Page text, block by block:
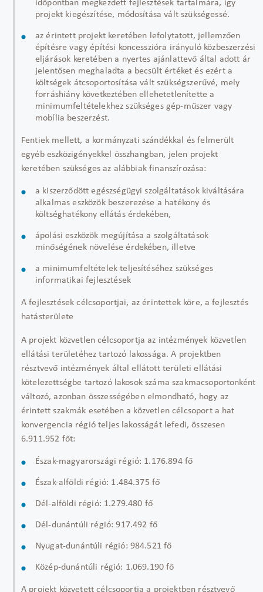
időpontban megkezdett fejlesztések tartalmára, így
projekt kiegészítése, módosítása vált szükségessé.
az érintett projekt keretében lefolytatott, jellemzően
építésre vagy építési koncesszióra irányuló közbeszerzési
eljárások keretében a nyertes ajánlattevő által adott ár
jelentősen meghaladta a becsült értéket és ezért a
költségek átcsoportosítása vált szükségszerűvé, mely
forráshiány következtében ellehetetlenítette a
minimumfeltételekhez szükséges gép-műszer vagy
mobília beszerzést.
Fentiek mellett, a kormányzati szándékkal és felmerült
egyéb eszközigényekkel összhangban, jelen projekt
keretében szükséges az alábbiak finanszírozása:
a kiszerződött egészségügyi szolgáltatások kiváltására
alkalmas eszközök beszerezése a hatékony és
költséghatékony ellátás érdekében,
ápolási eszközök megújítása a szolgáltatások
minőségének növelése érdekében, illetve
a minimumfeltételek teljesítéséhez szükséges
informatikai fejlesztések
A fejlesztések célcsoportjai, az érintettek köre, a fejlesztés
hatásterülete
A projekt közvetlen célcsoportja az intézmények közvetlen
ellátási területéhez tartozó lakossága. A projektben
résztvevő intézmények által ellátott területi ellátási
kötelezettségbe tartozó lakosok száma szakmacsoportonként
változó, azonban összességében elmondható, hogy az
érintett szakmák esetében a közvetlen célcsoport a hat
konvergencia régió teljes lakosságát lefedi, összesen
6.911.952 főt:
Észak-magyarországi régió: 1.176.894 fő
Észak-alföldi régió: 1.484.375 fő
Dél-alföldi régió: 1.279.480 fő
Dél-dunántúli régió: 917.492 fő
Nyugat-dunántúli régió: 984.521 fő
Közép-dunántúli régió: 1.069.190 fő
A projekt közvetett célcsoportja a projektben résztvevő